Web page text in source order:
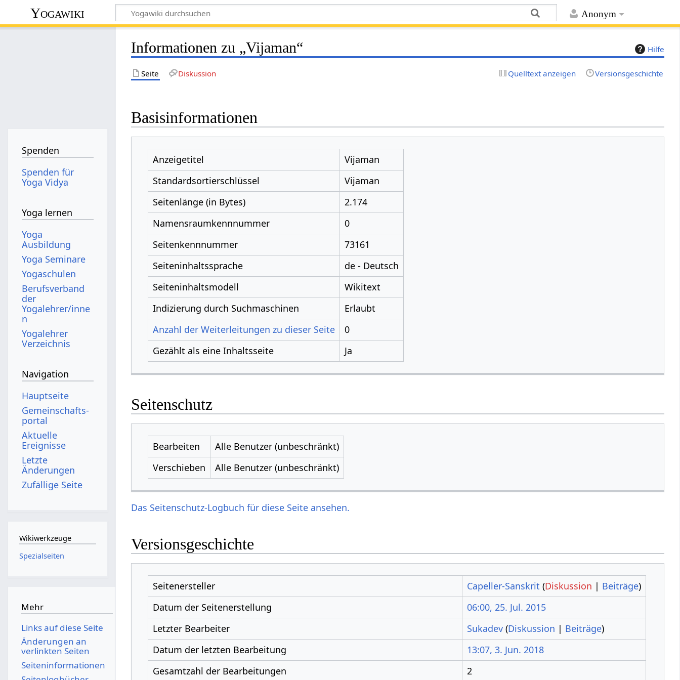
Anonym
Yogawiki
Hilfe
Informationen zu „Vijaman“
Seite Diskussion Quelltext anzeigen Versionsgeschichte
Basisinformationen
Anzeigetitel
Vijaman
Standardsortierschlüssel
Vijaman
Seitenlänge (in Bytes)
2.174
Namensraumkennnummer
0
Seitenkennnummer
73161
Seiteninhaltssprache
de - Deutsch
Seiteninhaltsmodell
Wikitext
Indizierung durch Suchmaschinen
Erlaubt
Anzahl der Weiterleitungen zu dieser Seite
0
Gezählt als eine Inhaltsseite
Ja
Seitenschutz
Bearbeiten
Alle Benutzer (unbeschränkt)
Verschieben
Alle Benutzer (unbeschränkt)
Das Seitenschutz-Logbuch für diese Seite ansehen.
Versionsgeschichte
Seitenersteller Capeller-Sanskrit (Diskussion | Beiträge)
Datum der Seitenerstellung
06:00, 25. Jul. 2015
Letzter Bearbeiter
Sukadev (Diskussion | Beiträge)
Datum der letzten Bearbeitung
13:07, 3. Jun. 2018
Gesamtzahl der Bearbeitungen
2
Spenden
Spenden für
Yoga Vidya
Yoga lernen
Yoga
Ausbildung
Yoga Seminare
Yogaschulen
Berufsverband
der
Yogalehrer/inne
n
Yogalehrer
Verzeichnis
Navigation
Hauptseite
Gemeinschafts­
portal
Aktuelle
Ereignisse
Letzte
Änderungen
Zufällige Seite
Wikiwerkzeuge
Spezialseiten
Mehr
Links auf diese Seite
Änderungen an
verlinkten Seiten
Seiten­­informationen